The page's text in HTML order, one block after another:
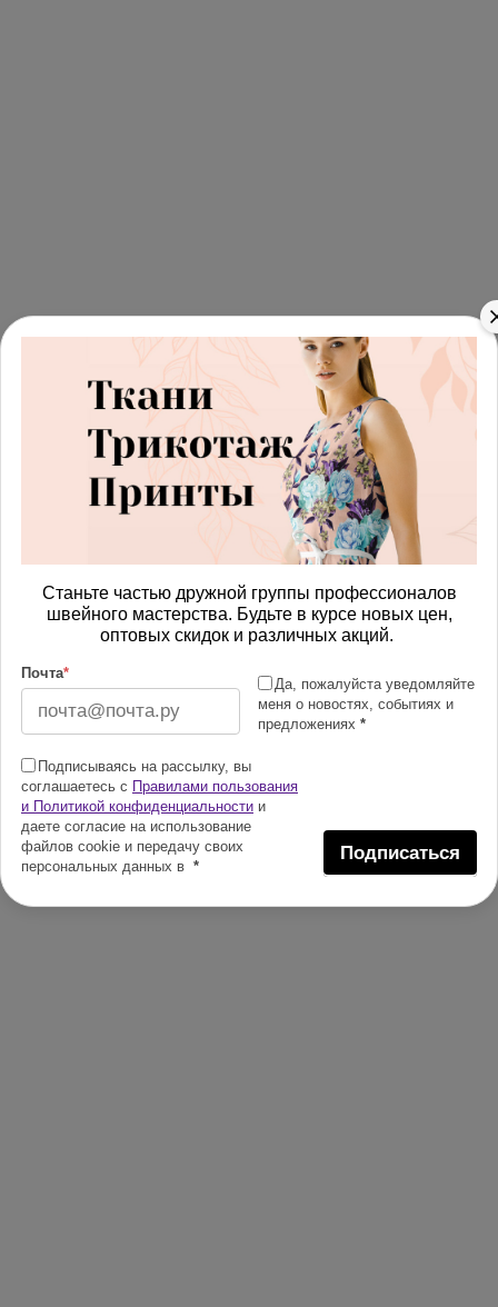
Станьте частью дружной группы профессионалов
швейного мастерства. Будьте в курсе новых цен,
оптовых скидок и различных акций.
Почта*
Да, пожалуйста уведомляйте
меня о новостях, событиях и
предложениях *
Подписываясь на рассылку, вы
соглашаетесь с Правилами пользования
и Политикой конфиденциальности и
даете согласие на использование
файлов cookie и передачу своих
персональных данных в *
Подписаться